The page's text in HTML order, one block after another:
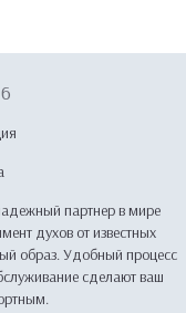
партнер в мире
духов от известных
образ. Удобный процесс
сделают ваш